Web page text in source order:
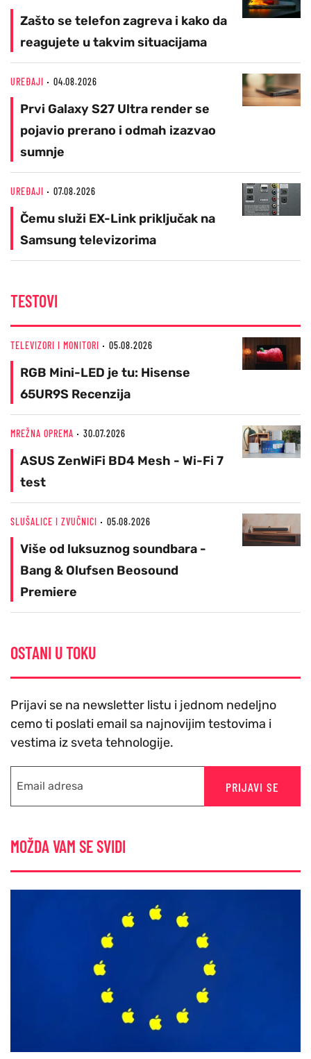
Zašto se telefon zagreva i kako da
reagujete u takvim situacijama
UREĐAJI 04.08.2026
Prvi Galaxy S27 Ultra render se
pojavio prerano i odmah izazvao
sumnje
UREĐAJI 07.08.2026
Čemu služi EX-Link priključak na
Samsung televizorima
TESTOVI
TELEVIZORI I MONITORI 05.08.2026
RGB Mini-LED je tu: Hisense
65UR9S Recenzija
MREŽNA OPREMA 30.07.2026
ASUS ZenWiFi BD4 Mesh - Wi-Fi 7
test
SLUŠALICE I ZVUČNICI 05.08.2026
Više od luksuznog soundbara -
Bang & Olufsen Beosound
Premiere
OSTANI U TOKU
Prijavi se na newsletter listu i jednom nedeljno
cemo ti poslati email sa najnovijim testovima i
vestima iz sveta tehnologije.
PRIJAVI SE
MOŽDA VAM SE SVIDI